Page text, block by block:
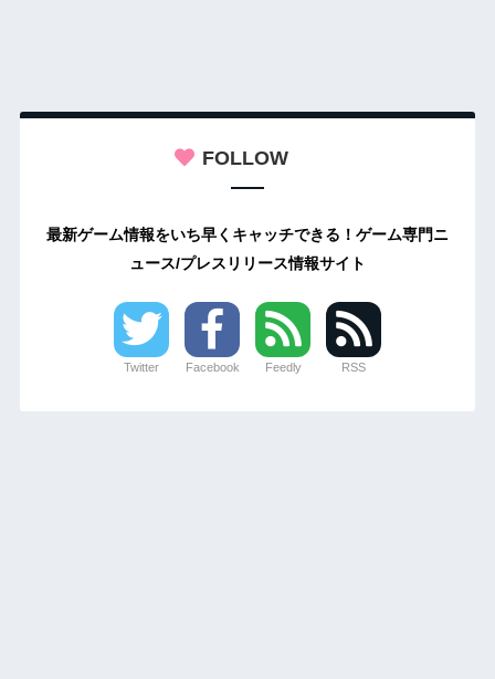
FOLLOW
最新ゲーム情報をいち早くキャッチできる！ゲーム専門ニ
ュース/プレスリリース情報サイト
Twitter Facebook Feedly RSS